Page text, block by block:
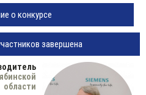
о конкурсе
завершена
области